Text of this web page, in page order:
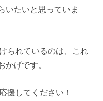
いたいと思っていま
られているのは、これ
かげです。
援してください！